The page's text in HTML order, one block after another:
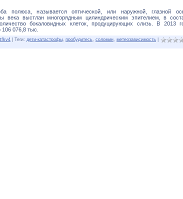
полюса, называется оптической, или наружной, глазной
века выстлан многорядным цилиндрическим эпителием, в
бокаловидных клеток, продуцирующих слизь. В 2013
076,8 тыс.
Теги: дети-катастрофы, пробудитесь, соломин, метеозависимость